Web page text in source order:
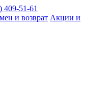
409-51-61
и возврат Акции и